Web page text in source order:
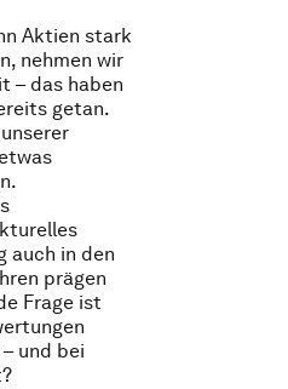
Aktien stark
nehmen wir
– das haben
getan.
auch in den
prägen
Frage ist
und bei